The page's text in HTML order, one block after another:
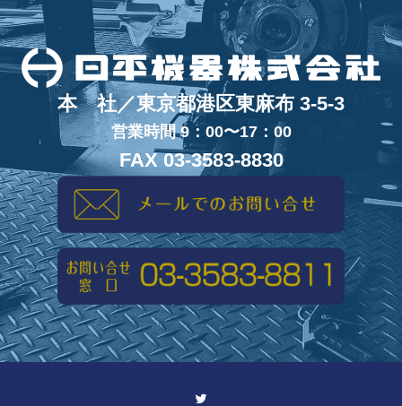
本 社／東京都港区東麻布 3-5-3
営業時間 9：00〜17：00
FAX 03-3583-8830